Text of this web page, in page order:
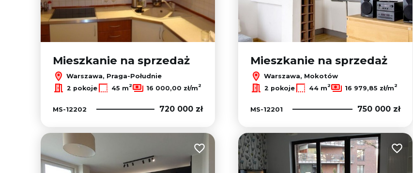
Mieszkanie na sprzedaż
Warszawa, Praga-Południe
2 pokoje 45 m2 16 000,00 zł/m2
MS-12202 720 000 zł
Mieszkanie na sprzedaż
Warszawa, Mokotów
2 pokoje 44 m2 16 979,85 zł/m2
MS-12201 750 000 zł
Dodaj do ulubionych